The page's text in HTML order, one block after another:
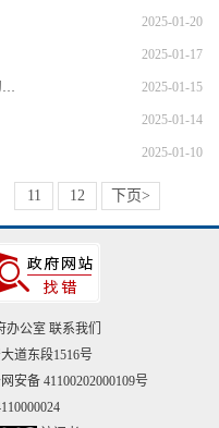
2025-01-20
2025-01-17
建安区文广旅局召开重大事故典型案例学习研讨会 提升干部安全生产履职尽责能力 2025-01-15
2025-01-14
2025-01-10
11 12 下页>
办公室 联系我们
道东段1516号
安备 41100202000109号